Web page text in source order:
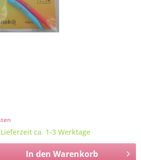
ca. 1-3 Werktage
In den Warenkorb